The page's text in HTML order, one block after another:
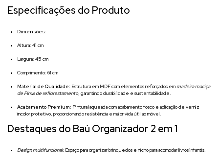
Especificações do Produto
Dimensões:
Altura: 41 cm
Largura: 45 cm
Comprimento: 61 cm
Material de Qualidade: Estrutura em MDF com elementos reforçados emmadeira maciça
de Pinus de reflorestamento, garantindo durabilidade e sustentabilidade.
Acabamento Premium: Pintura laqueada com acabamento fosco e aplicação de verniz
incolor protetivo, proporcionando resistência e maior vida útil ao móvel.
Destaques do Baú Organizador 2 em 1
Design multifuncional: Espaço para organizar brinquedos e nicho para acomodar livros infantis.